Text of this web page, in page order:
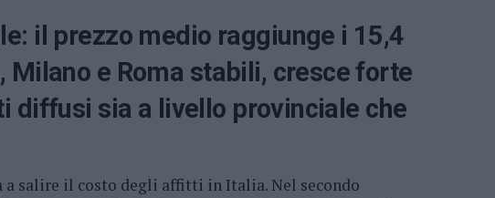
il prezzo medio raggiunge i 15,4
Milano e Roma stabili, cresce forte
diffusi sia a livello provinciale che
a salire il costo degli affitti in Italia. Nel secondo